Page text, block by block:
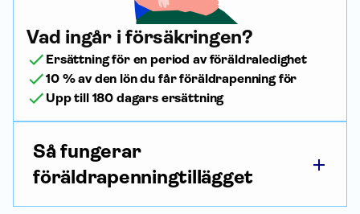
Vad ingår i försäkringen?
Ersättning för en period av föräldraledighet
10 % av den lön du får föräldrapenning för
Upp till 180 dagars ersättning
Så fungerar
föräldrapenningtillägget